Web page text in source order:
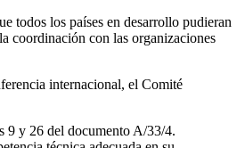
todos los países en desarrollo pudieran
coordinación con las organizaciones
internacional, el Comité
9 y 26 del documento A/33/4.